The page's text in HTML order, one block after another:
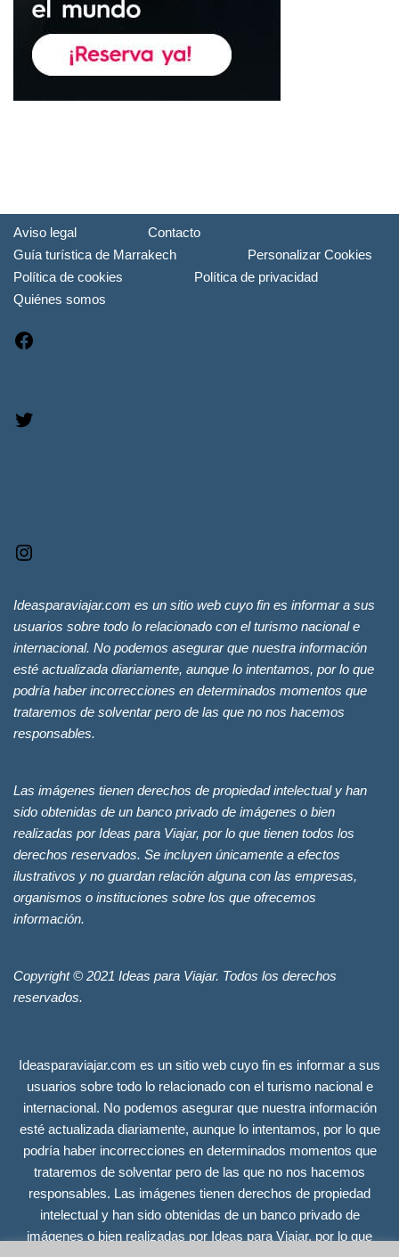
Aviso legal
Contacto
Guía turística de Marrakech
Personalizar Cookies
Política de cookies
Política de privacidad
Quiénes somos
Ideasparaviajar.com es un sitio web cuyo fin es informar a sus
usuarios sobre todo lo relacionado con el turismo nacional e
internacional. No podemos asegurar que nuestra información
esté actualizada diariamente, aunque lo intentamos, por lo que
podría haber incorrecciones en determinados momentos que
trataremos de solventar pero de las que no nos hacemos
responsables.
Las imágenes tienen derechos de propiedad intelectual y han
sido obtenidas de un banco privado de imágenes o bien
realizadas por Ideas para Viajar, por lo que tienen todos los
derechos reservados. Se incluyen únicamente a efectos
ilustrativos y no guardan relación alguna con las empresas,
organismos o instituciones sobre los que ofrecemos
información.
Copyright © 2021 Ideas para Viajar. Todos los derechos
reservados.
Ideasparaviajar.com es un sitio web cuyo fin es informar a sus
usuarios sobre todo lo relacionado con el turismo nacional e
internacional. No podemos asegurar que nuestra información
esté actualizada diariamente, aunque lo intentamos, por lo que
podría haber incorrecciones en determinados momentos que
trataremos de solventar pero de las que no nos hacemos
responsables. Las imágenes tienen derechos de propiedad
intelectual y han sido obtenidas de un banco privado de
imágenes o bien realizadas por Ideas para Viajar, por lo que